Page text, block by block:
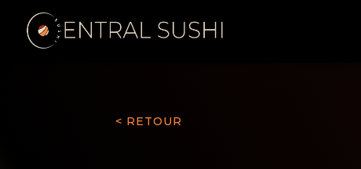
< RETOUR